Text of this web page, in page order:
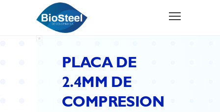
PLACA DE
2.4MM DE
COMPRESION